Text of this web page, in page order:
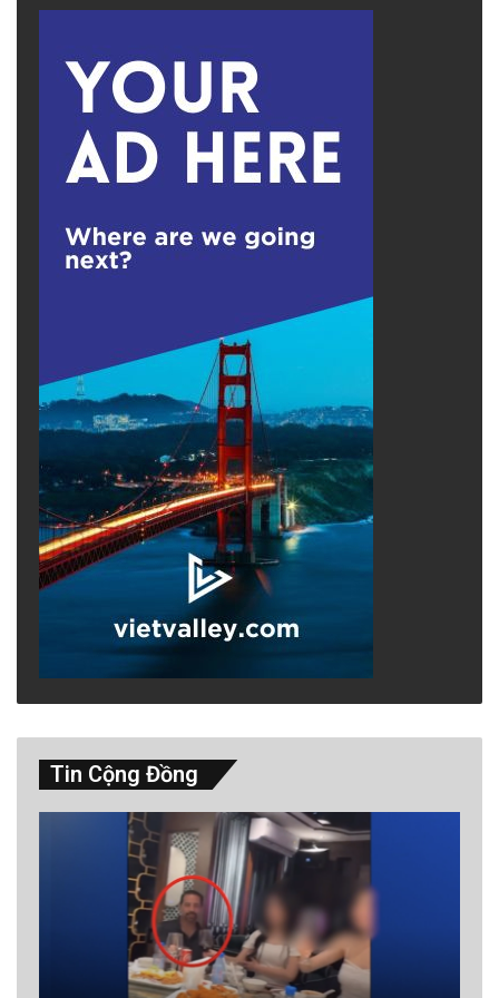
kết dính xã hội mạnh mẽ mà những hoạt động
này mang lại.
Thú vị thay, có một sự gia tăng về mức độ phổ
người lớn tuổi. Báo cáo về sự gia nhập của
một môn thể thao đơn lẻ của Sports & Fitness
Industry Association (SFIA) năm 2022 về
bóng chày cho thấy nhóm tuổi lớn nhất của
những người chơi vào năm 2021 là 55 trở lên.
Nhiều người chơi coi khía cạnh xã hội của môn
thể thao này là điểm thu hút chính.
Ryo Shinagawa, 72 tuổi, chia sẻ vào năm
2023 về chuyện ông kết bạn và làm quen
được nhiều người hơn thông qua bóng chày
trong sáu đến bảy năm so với toàn bộ cuộc
Tin Cộng Đồng